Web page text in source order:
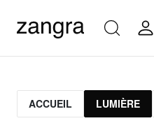
ACCUEIL LUMIÈRE